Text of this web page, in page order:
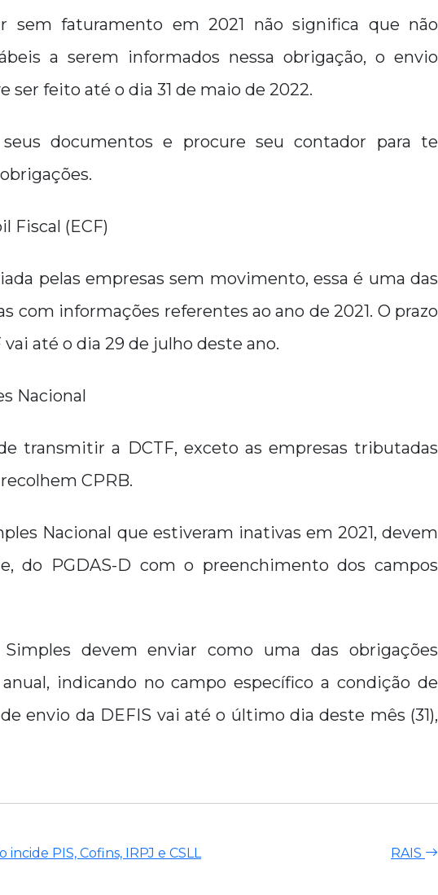
sem faturamento em 2021 não significa que não
a serem informados nessa obrigação, o envio
ser feito até o dia 31 de maio de 2022.
documentos e procure seu contador para te
Fiscal (ECF)
pelas empresas sem movimento, essa é uma das
com informações referentes ao ano de 2021. O prazo
vai até o dia 29 de julho deste ano.
Nacional
transmitir a DCTF, exceto as empresas tributadas
CPRB.
Nacional que estiveram inativas em 2021, devem
do PGDAS-D com o preenchimento dos campos
devem enviar como uma das obrigações
anual, indicando no campo específico a condição de
envio da DEFIS vai até o último dia deste mês (31),
incide PIS, Cofins, IRPJ e CSLL RAIS